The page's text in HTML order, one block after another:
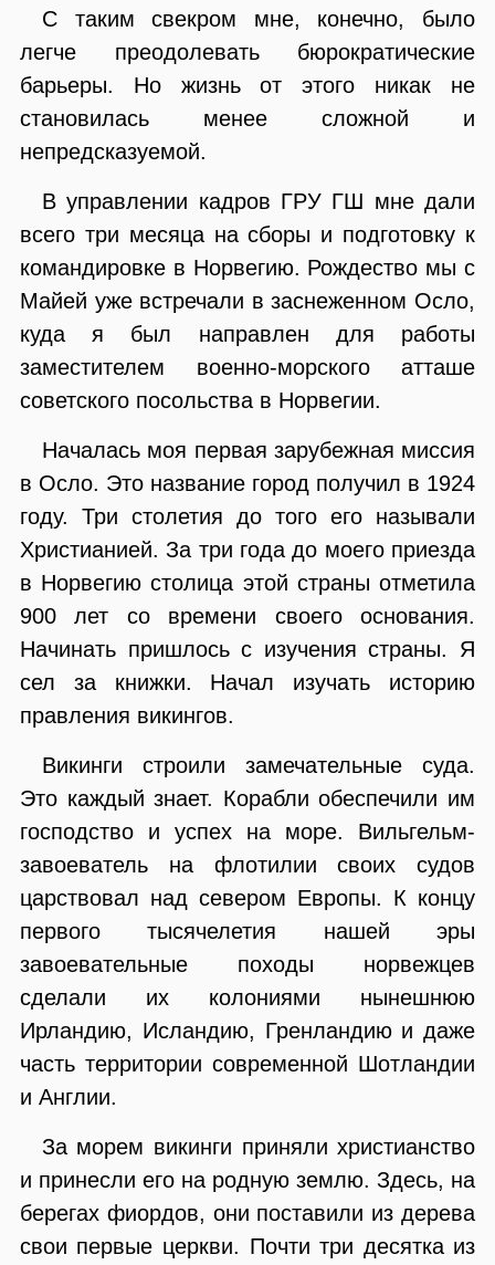
С таким свекром мне, конечно, было
легче преодолевать бюрократические
барьеры. Но жизнь от этого никак не
становилась менее сложной и
непредсказуемой.
В управлении кадров ГРУ ГШ мне дали
всего три месяца на сборы и подготовку к
командировке в Норвегию. Рождество мы с
Майей уже встречали в заснеженном Осло,
куда я был направлен для работы
заместителем военно-морского атташе
советского посольства в Норвегии.
Началась моя первая зарубежная миссия
в Осло. Это название город получил в 1924
году. Три столетия до того его называли
Христианией. За три года до моего приезда
в Норвегию столица этой страны отметила
900 лет со времени своего основания.
Начинать пришлось с изучения страны. Я
сел за книжки. Начал изучать историю
правления викингов.
Викинги строили замечательные суда.
Это каждый знает. Корабли обеспечили им
господство и успех на море. Вильгельм-
завоеватель на флотилии своих судов
царствовал над севером Европы. К концу
первого тысячелетия нашей эры
завоевательные походы норвежцев
сделали их колониями нынешнюю
Ирландию, Исландию, Гренландию и даже
часть территории современной Шотландии
и Англии.
За морем викинги приняли христианство
и принесли его на родную землю. Здесь, на
берегах фиордов, они поставили из дерева
свои первые церкви. Почти три десятка из